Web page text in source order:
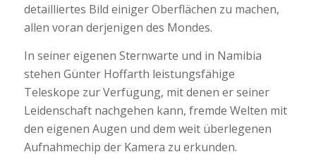
detailliertes Bild einiger Oberflächen zu machen,
allen voran derjenigen des Mondes.
In seiner eigenen Sternwarte und in Namibia
stehen Günter Hoffarth leistungsfähige
Teleskope zur Verfügung, mit denen er seiner
Leidenschaft nachgehen kann, fremde Welten mit
den eigenen Augen und dem weit überlegenen
Aufnahmechip der Kamera zu erkunden.